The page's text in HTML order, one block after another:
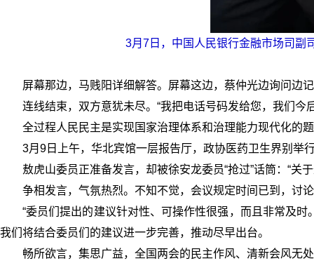
3月7日，中国人民银行金融市场司副
屏幕那边，马贱阳详细解答。屏幕这边，蔡仲光边询问边
连线结束，双方意犹未尽。“我把电话号码发给您，我们
全过程人民民主是实现国家治理体系和治理能力现代化的
3月9日上午，华北宾馆一层报告厅，政协医药卫生界别举
敖虎山委员正准备发言，却被徐安龙委员“抢过”话筒：“关
争相发言，气氛热烈。不知不觉，会议规定时间已到，讨
“委员们提出的建议针对性、可操作性很强，而且非常及
我们将结合委员们的建议进一步完善，推动尽早出台。
畅所欲言，集思广益，全国两会的民主作风、清新会风无